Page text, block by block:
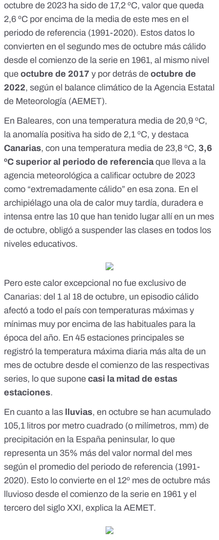
octubre de 2023 ha sido de 17,2 ºC, valor que queda
2,6 ºC por encima de la media de este mes en el
periodo de referencia (1991-2020). Estos datos lo
convierten en el segundo mes de octubre más cálido
desde el comienzo de la serie en 1961, al mismo nivel
que octubre de 2017 y por detrás de octubre de
2022, según el balance climático de la Agencia Estatal
de Meteorología (AEMET).
En Baleares, con una temperatura media de 20,9 ºC,
la anomalía positiva ha sido de 2,1 ºC, y destaca
Canarias, con una temperatura media de 23,8 ºC, 3,6
ºC superior al periodo de referenciaque lleva a la
agencia meteorológica a calificar octubre de 2023
como “extremadamente cálido” en esa zona. En el
archipiélago una ola de calor muy tardía, duradera e
intensa entre las 10 que han tenido lugar allí en un mes
de octubre, obligó a suspender las clases en todos los
niveles educativos.
Pero este calor excepcional no fue exclusivo de
Canarias: del 1 al 18 de octubre, un episodio cálido
afectó a todo el país con temperaturas máximas y
mínimas muy por encima de las habituales para la
época del año. En 45 estaciones principales se
registró la temperatura máxima diaria más alta de un
mes de octubre desde el comienzo de las respectivas
series, lo que supone casi la mitad de estas
estaciones.
En cuanto a las
lluvias, en octubre se han acumulado
105,1 litros por metro cuadrado (o milímetros, mm) de
precipitación en la España peninsular, lo que
representa un 35% más del valor normal del mes
según el promedio del periodo de referencia (1991-
2020). Esto lo convierte en el 12º mes de octubre más
lluvioso desde el comienzo de la serie en 1961 y el
tercero del siglo XXI, explica la AEMET.